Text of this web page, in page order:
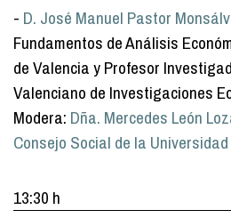
- D. José Manuel Pastor
Fundamentos de Análisis
de Valencia y Profesor
Valenciano de Investigaciones
Modera: Dña. Mercedes León
Consejo Social de la
13:30 h